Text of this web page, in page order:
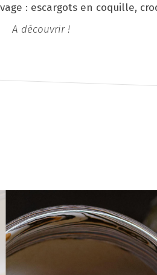
: escargots en coquille,
A découvrir !